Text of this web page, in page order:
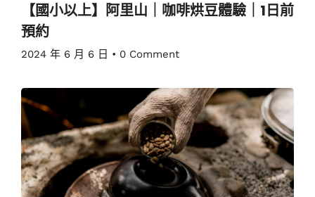
【國小以上】阿里山｜咖啡烘豆體驗｜1日前
預約
2024 年 6 月 6 日 • 0 Comment